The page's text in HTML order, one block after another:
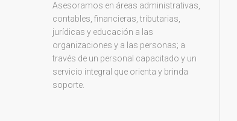
Asesoramos en áreas administrativas,
contables, financieras, tributarias,
jurídicas y educación a las
organizaciones y a las personas; a
través de un personal capacitado y un
servicio integral que orienta y brinda
soporte.